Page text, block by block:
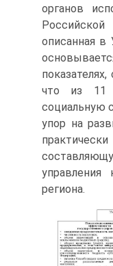
органов
описанная
что из 11
социальную
упор на
управления
региона.